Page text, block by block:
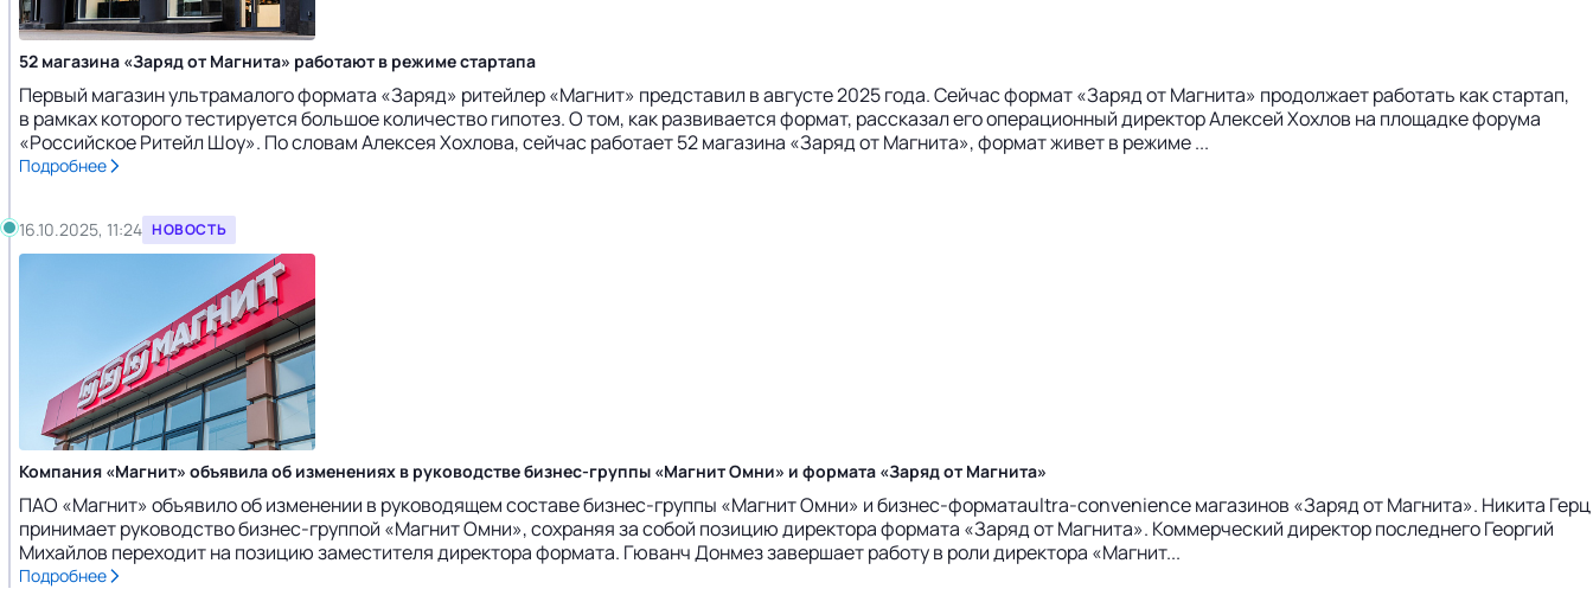
52 магазина «Заряд от Магнита» работают в режиме стартапа
Первый магазин ультрамалого формата «Заряд» ритейлер «Магнит» представил в августе 2025 года. Сейчас формат «Заряд от Магнита» продолжает работать как стартап,
в рамках которого тестируется большое количество гипотез. О том, как развивается формат, рассказал его операционный директор Алексей Хохлов на площадке форума
«Российское Ритейл Шоу». По словам Алексея Хохлова, сейчас работает 52 магазина «Заряд от Магнита», формат живет в режиме ...
Подробнее
16.10.2025, 11:24 НОВОСТЬ
Компания «Магнит» объявила об изменениях в руководстве бизнес-группы «Магнит Омни» и формата «Заряд от Магнита»
ПАО «Магнит» объявило об изменении в руководящем составе бизнес-группы «Магнит Омни» и бизнес-форматаultra-convenience магазинов «Заряд от Магнита». Никита Герц
принимает руководство бизнес-группой «Магнит Омни», сохраняя за собой позицию директора формата «Заряд от Магнита». Коммерческий директор последнего Георгий
Михайлов переходит на позицию заместителя директора формата. Гюванч Донмез завершает работу в роли директора «Магнит...
Подробнее